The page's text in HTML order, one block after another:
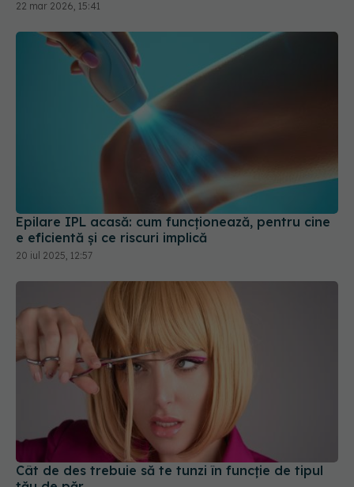
Epilare IPL acasă: cum funcționează, pentru cine
e eficientă și ce riscuri implică
Cât de des trebuie să te tunzi în funcție de tipul
tău de păr